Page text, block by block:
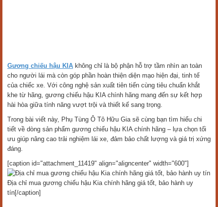
Gương chiếu hậu KIA không chỉ là bộ phận hỗ trợ tầm nhìn an toàn
cho người lái mà còn góp phần hoàn thiện diện mạo hiện đại, tinh tế
của chiếc xe. Với công nghệ sản xuất tiên tiến cùng tiêu chuẩn khắt
khe từ hãng, gương chiếu hậu KIA chính hãng mang đến sự kết hợp
hài hòa giữa tính năng vượt trội và thiết kế sang trọng.
Trong bài viết này, Phụ Tùng Ô Tô Hữu Gia sẽ cùng bạn tìm hiểu chi
tiết về dòng sản phẩm gương chiếu hậu KIA chính hãng – lựa chọn tối
ưu giúp nâng cao trải nghiệm lái xe, đảm bảo chất lượng và giá trị xứng
đáng.
[caption id="attachment_11419" align="aligncenter" width="600"]
Địa chỉ mua gương chiếu hậu Kia chính hãng giá tốt, bảo hành uy
tín[/caption]